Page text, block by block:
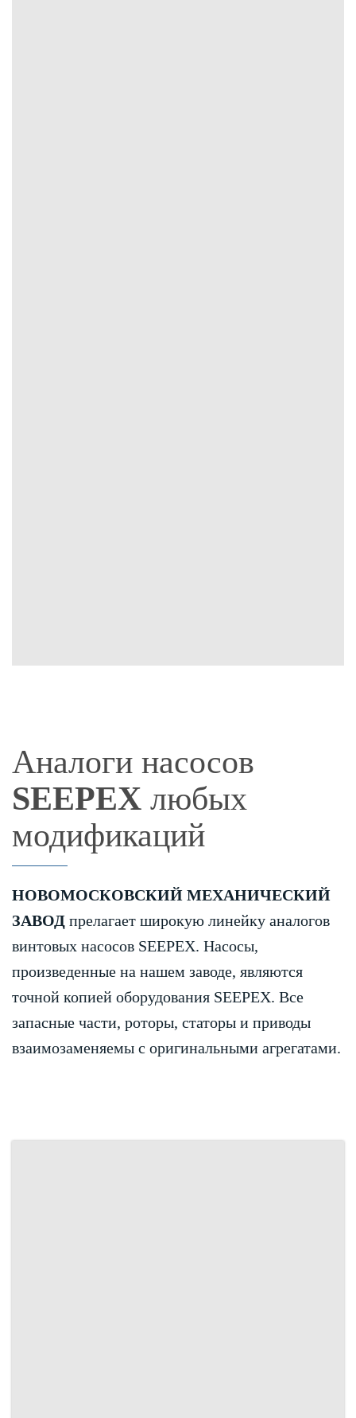
Аналоги насосов
SEEPEX любых
модификаций
НОВОМОСКОВСКИЙ МЕХАНИЧЕСКИЙ
ЗАВОД прелагает широкую линейку аналогов
винтовых насосов SEEPEX. Насосы,
произведенные на нашем заводе, являются
точной копией оборудования SEEPEX. Все
запасные части, роторы, статоры и приводы
взаимозаменяемы с оригинальными агрегатами.